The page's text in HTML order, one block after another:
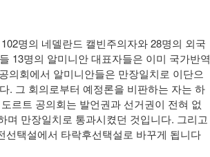
명의 네델란드 캘빈주의자와 28명의 외국
13명의 알미니안 대표자들은 이미 국가반역
의회에서 알미니안들은 만장일치로 이단으
. 그 회의로부터 예정론을 비판하는 자는 하
르트 공의회는 발언권과 선거권이 전혀 없
며 만장일치로 통과시켰던 것입니다. 그리고
택설에서 타락후선택설로 바꾸게 됩니다